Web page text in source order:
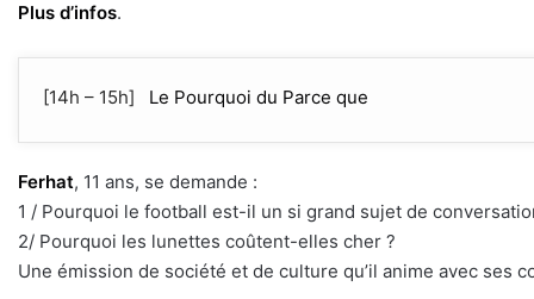
Plus d’infos.
[14h – 15h] Le Pourquoi du Parce que
Ferhat, 11 ans, se demande :
1 / Pourquoi le football est-il un si grand sujet de
2/ Pourquoi les lunettes coûtent-elles cher ?
Une émission de société et de culture qu’il anime avec ses